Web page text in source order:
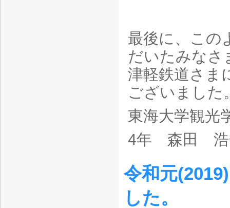
最後に、この
だいたみなさ
津軽鉄道さま
ございました
東海大学観光
4年 森田 浩
令和元
した。